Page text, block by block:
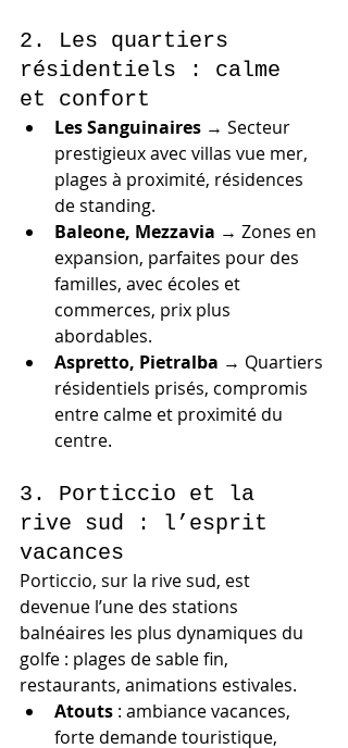
2. Les quartiers
résidentiels : calme
et confort
Les Sanguinaires → Secteur
prestigieux avec villas vue mer,
plages à proximité, résidences
de standing.
Baleone, Mezzavia → Zones en
expansion, parfaites pour des
familles, avec écoles et
commerces, prix plus
abordables.
Aspretto, Pietralba → Quartiers
résidentiels prisés, compromis
entre calme et proximité du
centre.
3. Porticcio et la
rive sud : l’esprit
vacances
Porticcio, sur la rive sud, est
devenue l’une des stations
balnéaires les plus dynamiques du
golfe : plages de sable fin,
restaurants, animations estivales.
Atouts : ambiance vacances,
forte demande touristique,